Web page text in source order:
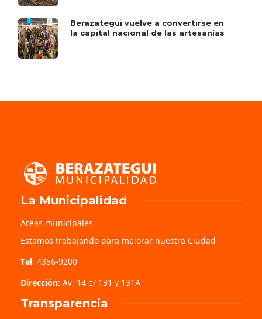
Berazategui vuelve a convertirse en
la capital nacional de las artesanías
La Municipalidad
Áreas municipales
Estamos trabajando para mejorar nuestra Ciudad
Tel: 4356-9200
Dirección: Av. 14 e/ 131 y 131A
Transparencia